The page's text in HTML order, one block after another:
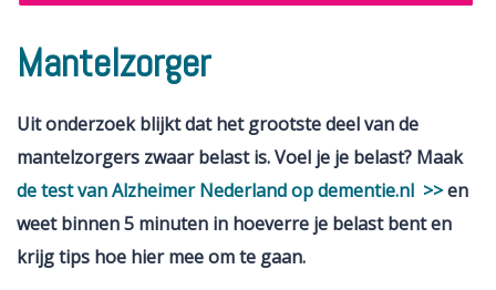
Mantelzorger
Uit onderzoek blijkt dat het grootste deel van de
mantelzorgers zwaar belast is. Voel je je belast? Maak
de test van Alzheimer Nederland op dementie.nl >>en
weet binnen 5 minuten in hoeverre je belast bent en
krijg tips hoe hier mee om te gaan.